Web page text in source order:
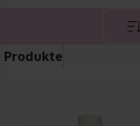
Produkte